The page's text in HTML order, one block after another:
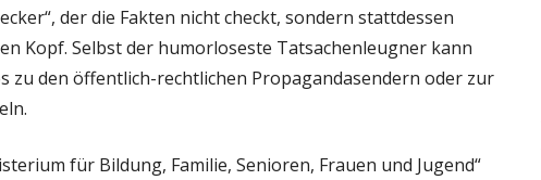
der die Fakten nicht checkt, sondern stattdessen
Kopf. Selbst der humorloseste Tatsachenleugner kann
zu den öffentlich-rechtlichen Propagandasendern oder zur
für Bildung, Familie, Senioren, Frauen und Jugend“